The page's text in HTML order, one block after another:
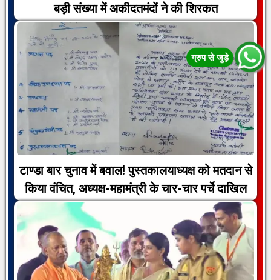
बड़ी संख्या में अकीदतमंदों ने की शिरकत
टाण्डा बार चुनाव में बवाल! पुस्तकालयाध्यक्ष को मतदान से
किया वंचित, अध्यक्ष-महामंत्री के चार-चार पर्चे दाखिल